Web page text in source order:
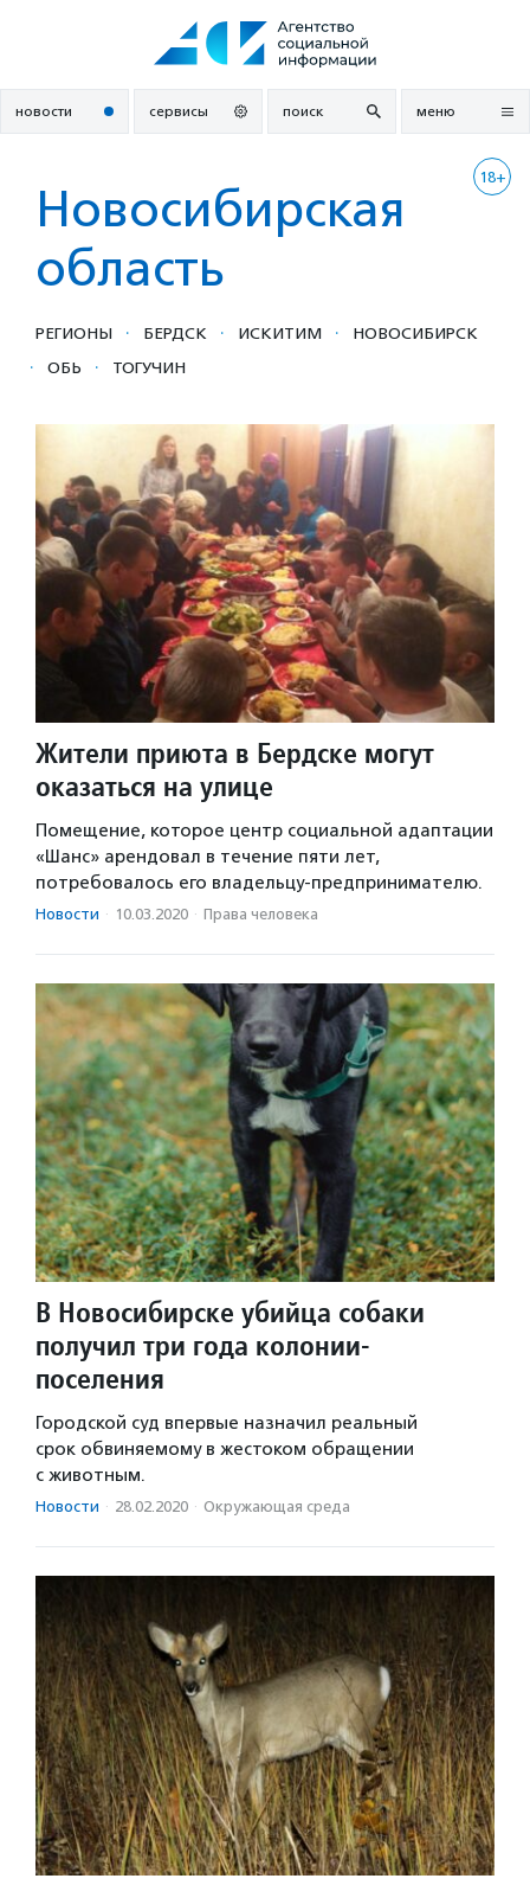
новости сервисы поиск меню
18+
Новосибирская
область
РЕГИОНЫ · БЕРДСК · ИСКИТИМ · НОВОСИБИРСК
· ОБЬ · ТОГУЧИН
Жители приюта в Бердске могут
оказаться на улице
Помещение, которое центр социальной адаптации
«Шанс» арендовал в течение пяти лет,
потребовалось его владельцу-предпринимателю.
Новости · 10.03.2020 · Права человека
В Новосибирске убийца собаки
получил три года колонии-
поселения
Городской суд впервые назначил реальный
срок обвиняемому в жестоком обращении
с животным.
Новости · 28.02.2020 · Окружающая среда